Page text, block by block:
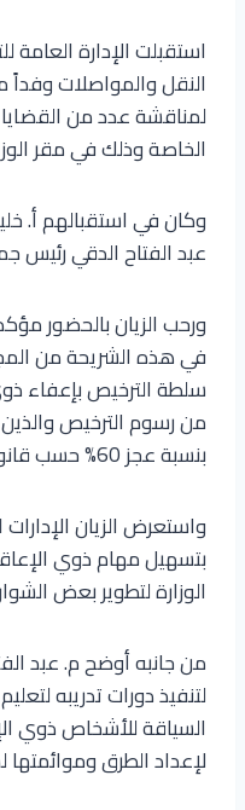
استقبلت الإدارة العامة
النقل والمواصلات
لمناقشة عدد من
الخاصة وذلك في مقر
وكان في استقبالهم أ.
عبد الفتاح الدقي رئيس
ورحب الزيان بالحضور
في هذه الشريحة من
سلطة الترخيص بإعفاء
من رسوم الترخيص
بنسبة عجز 60% حسب قانون المرور .
واستعرض الزيان
بتسهيل مهام ذوي
الوزارة لتطوير بعض
من جانبه أوضح م. عبد
لتنفيذ دورات تدريبه
السياقة للأشخاص ذوي
لإعداد الطرق